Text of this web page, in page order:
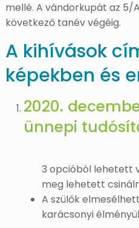
mellé. A vándorkupát az 5/
következő tanév végéig.
A kihívások
képekben és
2020.
ünnepi
3 opcióból lehetett
meg lehetett
A szülők
karácsonyi